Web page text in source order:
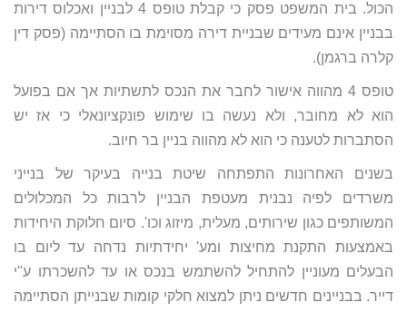
הכול. בית המשפט פסק כי קבלת טופס 4 לבניין ואכלוס דירות
בבניין אינם מעידים שבניית דירה מסוימת בו הסתיימה (פסק דין
קלרה ברגמן).
טופס 4 מהווה אישור לחבר את הנכס לתשתיות אך אם בפועל
הוא לא מחובר, ולא נעשה בו שימוש פונקציונאלי כי אז יש
הסתברות לטענה כי הוא לא מהווה בניין בר חיוב.
בשנים האחרונות התפתחה שיטת בנייה בעיקר של בנייני
משרדים לפיה נבנית מעטפת הבניין לרבות כל המכלולים
המשותפים כגון שירותים, מעלית, מיזוג וכו'. סיום חלוקת היחידות
באמצעות התקנת מחיצות ומע' יחידתיות נדחה עד ליום בו
הבעלים מעוניין להתחיל להשתמש בנכס או עד להשכרתו ע"י
דייר. בבניינים חדשים ניתן למצוא חלקי קומות שבנייתן הסתיימה